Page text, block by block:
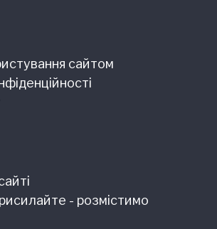
сайтом
- розмістимо